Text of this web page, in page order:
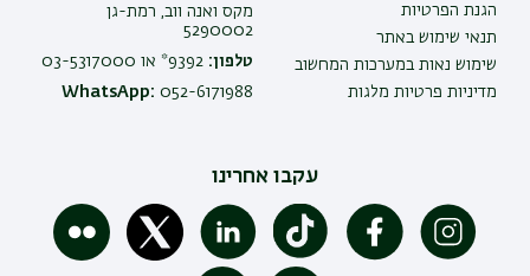
הגנת הפרטיות
תנאי שימוש באתר
שימוש נאות במערכות המחשוב
מדיניות פרטיות מלגות
מקס ואנה ווב, רמת-גן
5290002
טלפון:
WhatsApp: 052-6171988
עקבו אחרינו